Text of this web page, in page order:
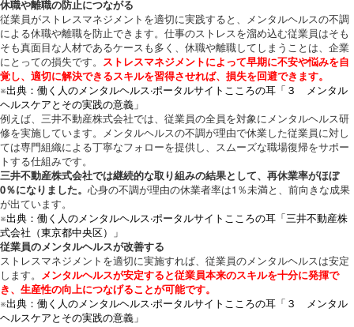
休職や離職の防止につながる
従業員がストレスマネジメントを適切に実践すると、メンタルヘルスの不調
による休職や離職を防止できます。仕事のストレスを溜め込む従業員はそも
そも真面目な人材であるケースも多く、休職や離職してしまうことは、企業
にとっての損失です。 ストレスマネジメントによって早期に不安や悩みを自
覚し、適切に解決できるスキルを習得させれば、損失を回避できます。
※出典：働く人のメンタルヘルス·ポータルサイトこころの耳「３ メンタル
ヘルスケアとその実践の意義」
例えば、三井不動産株式会社では、従業員の全員を対象にメンタルヘルス研
修を実施しています。メンタルヘルスの不調が理由で休業した従業員に対し
ては専門組織による丁寧なフォローを提供し、スムーズな職場復帰をサポー
トする仕組みです。
三井不動産株式会社では継続的な取り組みの結果として、再休業率がほぼ
0％になりました。 心身の不調が理由の休業者率は1％未満と、前向きな成果
が出ています。
※出典：働く人のメンタルヘルス·ポータルサイトこころの耳「三井不動産株
式会社（東京都中央区）」
従業員のメンタルヘルスが改善する
ストレスマネジメントを適切に実施すれば、従業員のメンタルヘルスは安定
します。 メンタルヘルスが安定すると従業員本来のスキルを十分に発揮で
き、生産性の向上につなげることが可能です。
※出典：働く人のメンタルヘルス·ポータルサイトこころの耳「３ メンタル
ヘルスケアとその実践の意義」